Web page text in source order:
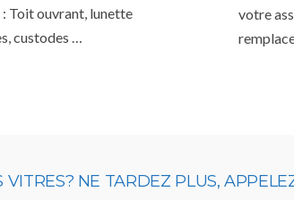
Toit ouvrant, lunette
custodes …
votre
NE TARDEZ PLUS,